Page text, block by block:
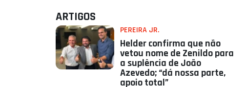
ARTIGOS
PEREIRA JR.
Helder confirma que não
vetou nome de Zenildo para
a suplência de João
Azevedo; “dá nossa parte,
apoio total”